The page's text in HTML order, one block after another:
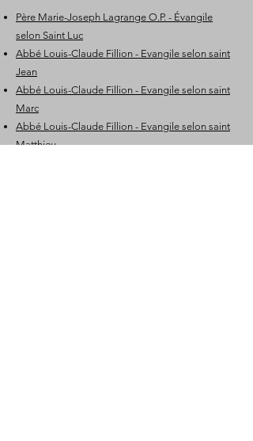
Père Marie-Joseph Lagrange O.P. - Évangile
selon Saint Luc
Abbé Louis-Claude Fillion - Evangile selon saint
Jean
Abbé Louis-Claude Fillion - Evangile selon saint
Marc
Abbé Louis-Claude Fillion - Evangile selon saint
Matthieu